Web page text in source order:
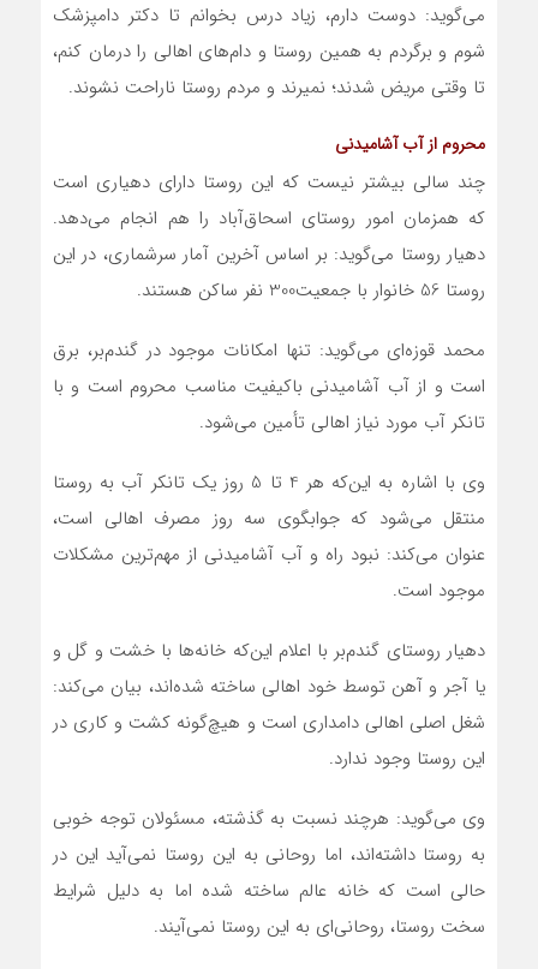
می‌گوید: دوست دارم، زیاد درس بخوانم تا دکتر دامپزشک
شوم و برگردم به همین روستا و دام‌های اهالی را درمان کنم،
تا وقتی مریض شدند؛ نمیرند و مردم روستا ناراحت نشوند.
محروم از آب آشامیدنی
چند سالی بیشتر نیست که این روستا دارای دهیاری است
که همزمان امور روستای اسحاق‌آباد را هم انجام می‌دهد.
دهیار روستا می‌گوید: بر اساس آخرین آمار سرشماری، در این
روستا 56 خانوار با جمعیت300 نفر ساکن هستند.
محمد قوزه‌ای می‌گوید: تنها امکانات موجود در گندم‌بر، برق
است و از آب آشامیدنی باکیفیت مناسب محروم است و با
تانکر آب مورد نیاز اهالی تأمین می‌شود.
وی با اشاره به این‌که هر 4 تا 5 روز یک تانکر آب به روستا
منتقل می‌شود که جوابگوی سه روز مصرف اهالی است،
عنوان می‌کند: نبود راه و آب آشامیدنی از مهم‌ترین مشکلات
موجود است.
دهیار روستای گندم‌بر با اعلام این‌که خانه‌ها با خشت و گل و
یا آجر و آهن توسط خود اهالی ساخته شده‌اند، بیان می‌کند:
شغل اصلی اهالی دامداری است و هیچ‌گونه کشت و کاری در
این روستا وجود ندارد.
وی می‌گوید: هرچند نسبت به گذشته، مسئولان توجه خوبی
به روستا داشته‌اند، اما روحانی به این روستا نمی‌آید این در
حالی است که خانه عالم ساخته‌ شده اما به دلیل شرایط
سخت روستا، روحانی‌ای به این روستا نمی‌آیند.